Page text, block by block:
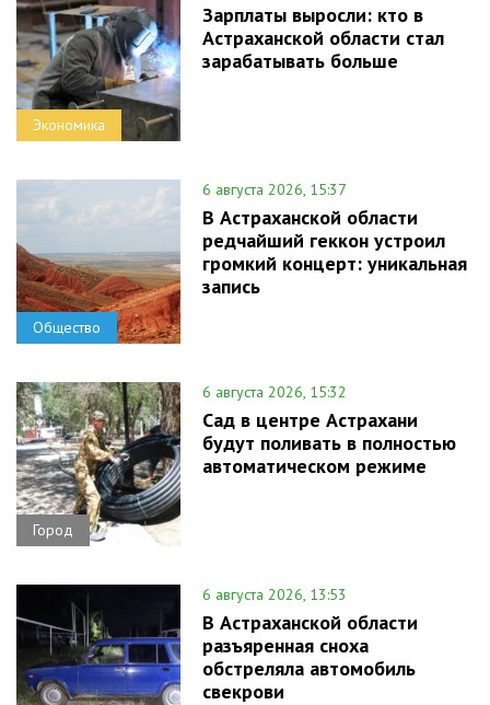
Экономика
Зарплаты выросли: кто в
Астраханской области стал
зарабатывать больше
Общество
6 августа 2026, 15:37
В Астраханской области
редчайший геккон устроил
громкий концерт: уникальная
запись
Город
6 августа 2026, 15:32
Сад в центре Астрахани
будут поливать в полностью
автоматическом режиме
6 августа 2026, 13:53
В Астраханской области
разъяренная сноха
обстреляла автомобиль
свекрови